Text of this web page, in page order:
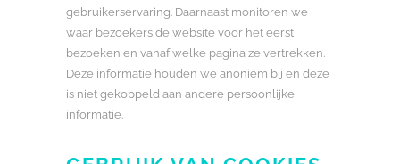
gebruikerservaring. Daarnaast monitoren we
waar bezoekers de website voor het eerst
bezoeken en vanaf welke pagina ze vertrekken.
Deze informatie houden we anoniem bij en deze
is niet gekoppeld aan andere persoonlijke
informatie.